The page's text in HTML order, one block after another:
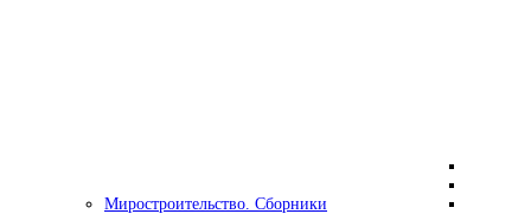
Миростроительство. Сборники